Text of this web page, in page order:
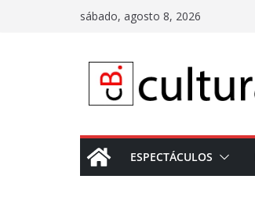
sábado, agosto 8, 2026
ESPECTÁCULOS